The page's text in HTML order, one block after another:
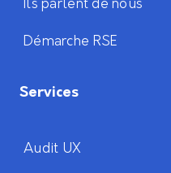
Ils parlent de nous
Démarche RSE
Services
Audit UX